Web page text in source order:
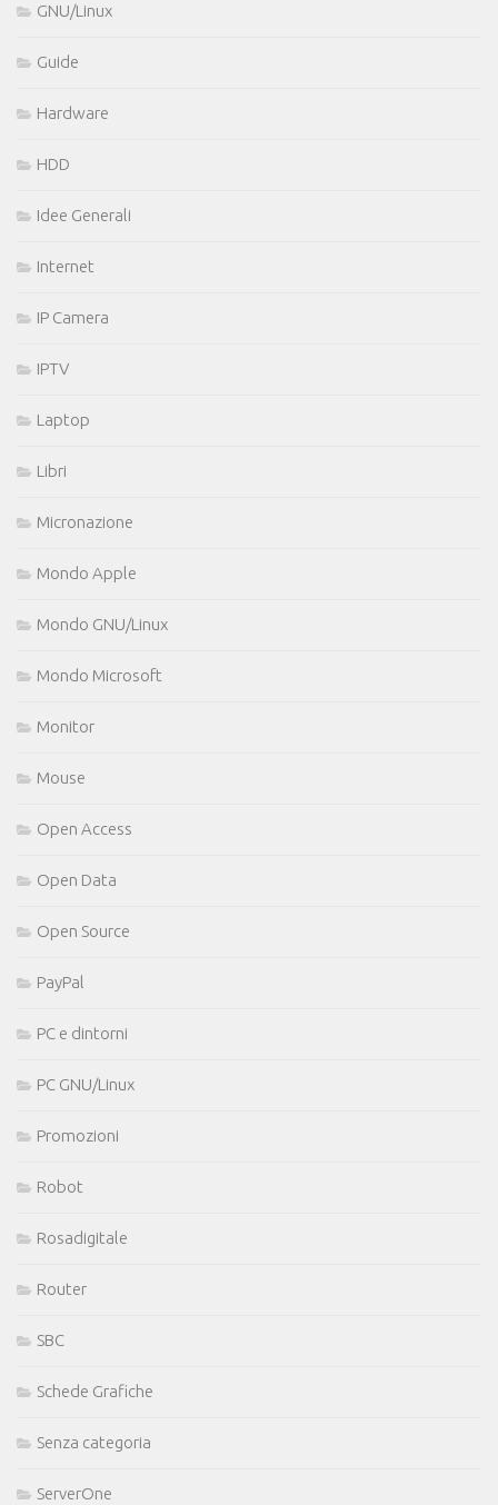
GNU/Linux
Guide
Hardware
HDD
Idee Generali
Internet
IP Camera
IPTV
Laptop
Libri
Micronazione
Mondo Apple
Mondo GNU/Linux
Mondo Microsoft
Monitor
Mouse
Open Access
Open Data
Open Source
PayPal
PC e dintorni
PC GNU/Linux
Promozioni
Robot
Rosadigitale
Router
SBC
Schede Grafiche
Senza categoria
ServerOne